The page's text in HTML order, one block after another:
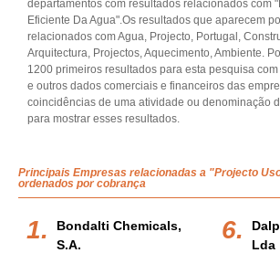
departamentos com resultados relacionados com
Eficiente Da Agua".Os resultados que aparecem
relacionados com Agua, Projecto, Portugal,
Arquitectura, Projectos, Aquecimento, Ambiente.
1200 primeiros resultados para esta pesquisa
e outros dados comerciais e financeiros das
coincidências de uma atividade ou denominação
para mostrar esses resultados.
Principais Empresas relacionadas a "Projecto
ordenados por cobrança
Bondalti Chemicals,
S.a.
Lda